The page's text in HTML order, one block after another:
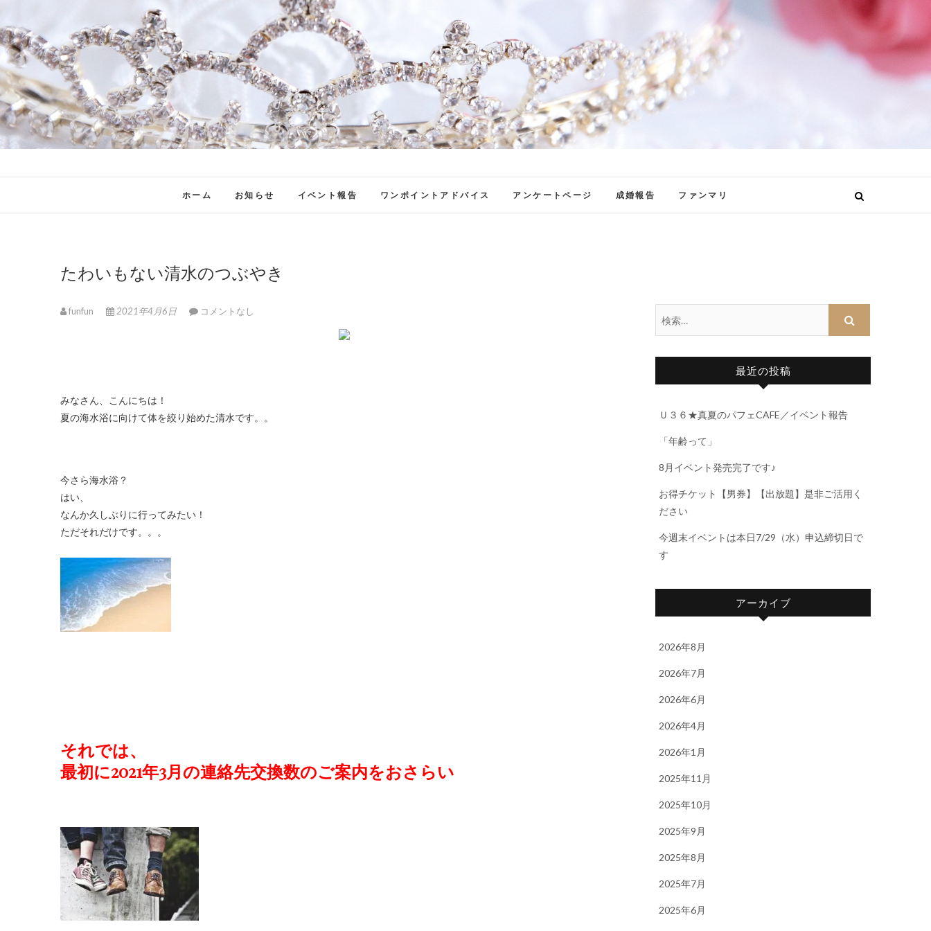
ファンブロ
ホーム お知らせ イベント報告 ワンポイントアドバイス アンケートページ 成婚報告 ファンマリ
たわいもない清水のつぶやき
funfun 2021年4月6日 コメントなし
みなさん、こんにちは！
夏の海水浴に向けて体を絞り始めた清水です。。
今さら海水浴？
はい、
なんか久しぶりに行ってみたい！
ただそれだけです。。。
それでは、
最初に2021年3月の連絡先交換数のご案内をおさらい
最近の投稿
Ｕ３６★真夏のパフェCAFE／イベント報告
「年齢って」
8月イベント発売完了です♪
お得チケット【男券】【出放題】是非ご活用く
ださい
今週末イベントは本日7/29（水）申込締切日で
す
アーカイブ
2026年8月
2026年7月
2026年6月
2026年4月
2026年1月
2025年11月
2025年10月
2025年9月
2025年8月
2025年7月
2025年6月